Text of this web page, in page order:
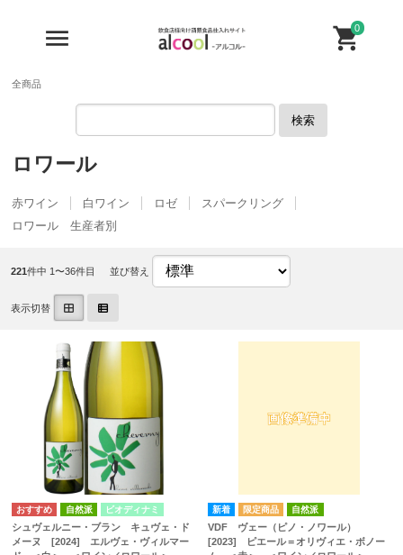
0
全商品
検索
ロワール
赤ワイン 白ワイン ロゼ
スパークリング
ロワール 生産者別
221件中 1〜36件目 並び替え
表示切替
自然派 ビオディナミ
シュヴェルニー・ブラン キュヴェ・ド
メーヌ [2024] エルヴェ・ヴィルマー
自然派
VDF ヴェー（ピノ・ノワール）
[2023] ピエール＝オリヴィエ・ボノー